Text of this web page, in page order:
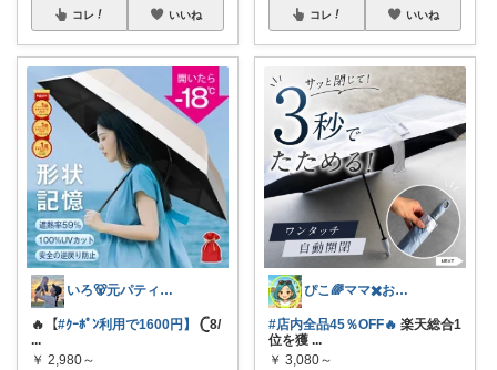
コレ いいね
いろ🐻元パティシエ🍫
🔥【#ｸｰﾎﾟﾝ利用で1600円】
𓊆8/
...
￥ 2,980～
コレ いいね
ぴこ🌈ママ✖️お洒落✖️お得
#店内全品45％OFF🔥 楽天総合1
位を獲 ...
￥ 3,080～